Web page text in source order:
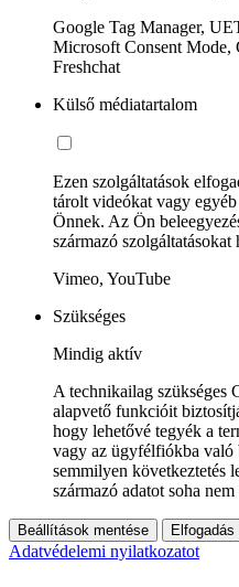
Google Tag Manager,
Microsoft Consent Mode,
Freshchat
Külső médiatartalom
Ezen szolgáltatások
tárolt videókat vagy
Önnek. Az Ön
származó
Vimeo, YouTube
Szükséges
Mindig aktív
A technikailag szükséges
alapvető funkcióit
hogy lehetővé tegyék a
vagy az ügyfélfiókba való
semmilyen következtetés
származó adatot soha
Beállítások mentése Elfogadás
Adatvédelemi nyilatkozatot